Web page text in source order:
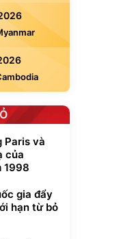
Paris và
của
1998
gia đẩy
hạn từ bỏ